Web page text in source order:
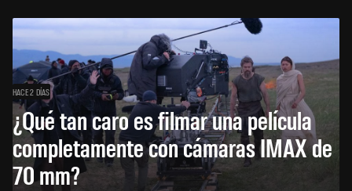
HACE 2 DÍAS
¿Qué tan caro es filmar una película
completamente con cámaras IMAX de
70 mm?